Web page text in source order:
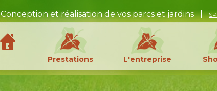
Conception et réalisation de vos parcs et jardins |
Prestations L'entreprise